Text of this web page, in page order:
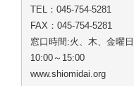
TEL：045-754-5281
FAX：045-754-5281
窓口時間:火、木、金曜日
10:00～15:00
www.shiomidai.org